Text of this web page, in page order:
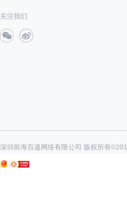
关注我们
深圳前海百递网络有限公司 版权所有